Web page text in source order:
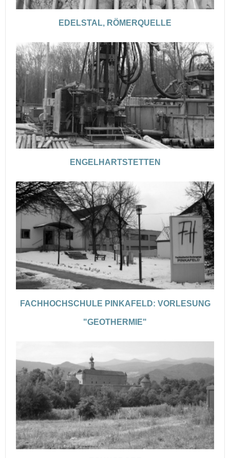
EDELSTAL, RÖMERQUELLE
ENGELHARTSTETTEN
FACHHOCHSCHULE PINKAFELD: VORLESUNG
"GEOTHERMIE"